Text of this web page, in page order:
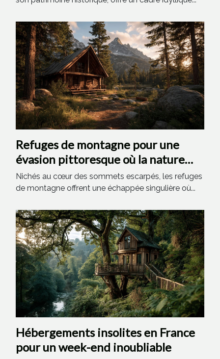
Refuges de montagne pour une
évasion pittoresque où la nature
rencontre le confort
Nichés au cœur des sommets escarpés, les refuges
de montagne offrent une échappée singulière où...
Hébergements insolites en France
pour un week-end inoubliable